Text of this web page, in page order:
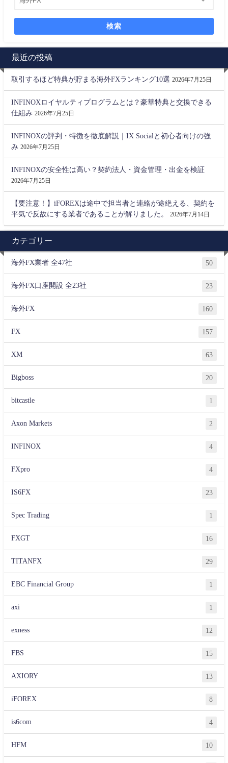
検索
最近の投稿
取引するほど特典が貯まる海外FXランキング10選 2026年7月25日
INFINOXロイヤルティプログラムとは？豪華特典と交換できる
仕組み 2026年7月25日
INFINOXの評判・特徴を徹底解説｜IX Socialと初心者向けの強
み 2026年7月25日
INFINOXの安全性は高い？契約法人・資金管理・出金を検証
2026年7月25日
【要注意！】iFOREXは途中で担当者と連絡が途絶える、契約を
平気で反故にする業者であることが解りました。
2026年7月14日
カテゴリー
海外FX業者 全47社 50
海外FX口座開設 全23社 23
海外FX 160
FX 157
XM 63
Bigboss 20
bitcastle 1
Axon Markets 2
INFINOX 4
FXpro 4
IS6FX 23
Spec Trading 1
FXGT 16
TITANFX 29
EBC Financial Group 1
axi 1
exness 12
FBS 15
AXIORY 13
iFOREX 8
is6com 4
HFM 10